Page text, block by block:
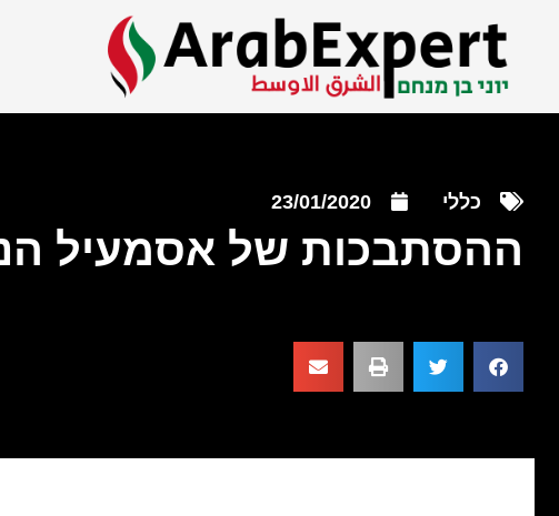
כללי 23/01/2020
ההסתבכות של אסמעיל